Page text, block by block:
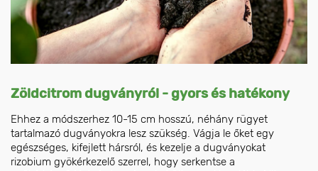
Zöldcitrom dugványról - gyors és hatékony
Ehhez a módszerhez 10-15 cm hosszú, néhány rügyet
tartalmazó dugványokra lesz szükség. Vágja le őket egy
egészséges, kifejlett hársról, és kezelje a dugványokat
rizobium gyökérkezelő szerrel, hogy serkentse a